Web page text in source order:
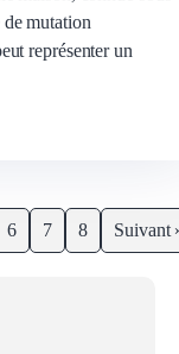
mutation
représenter un
6 7 8 Suivant